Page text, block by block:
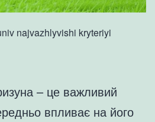
najvazhlyvishi kryteriyi
– це важливий
впливає на його